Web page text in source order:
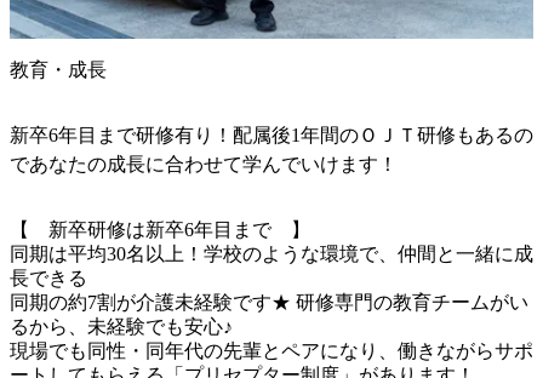
教育・成長
新卒6年目まで研修有り！配属後1年間のＯＪＴ研修もあるの
であなたの成長に合わせて学んでいけます！
【　新卒研修は新卒6年目まで　】
同期は平均30名以上！学校のような環境で、仲間と一緒に成
長できる
同期の約7割が介護未経験です★ 研修専門の教育チームがい
るから、未経験でも安心♪
現場でも同性・同年代の先輩とペアになり、働きながらサポ